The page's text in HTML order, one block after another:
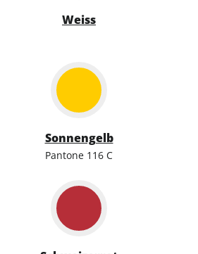
Weiss
Sonnengelb
Pantone 116 C